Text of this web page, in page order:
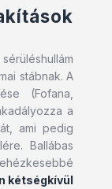
stábnak. A
(Fofana,
a
ami pedig
Ballábas
kétségkívül